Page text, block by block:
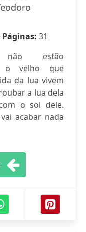
31
não estão
o velho que
da lua vivem
a lua dela
o sol dele.
acabar nada